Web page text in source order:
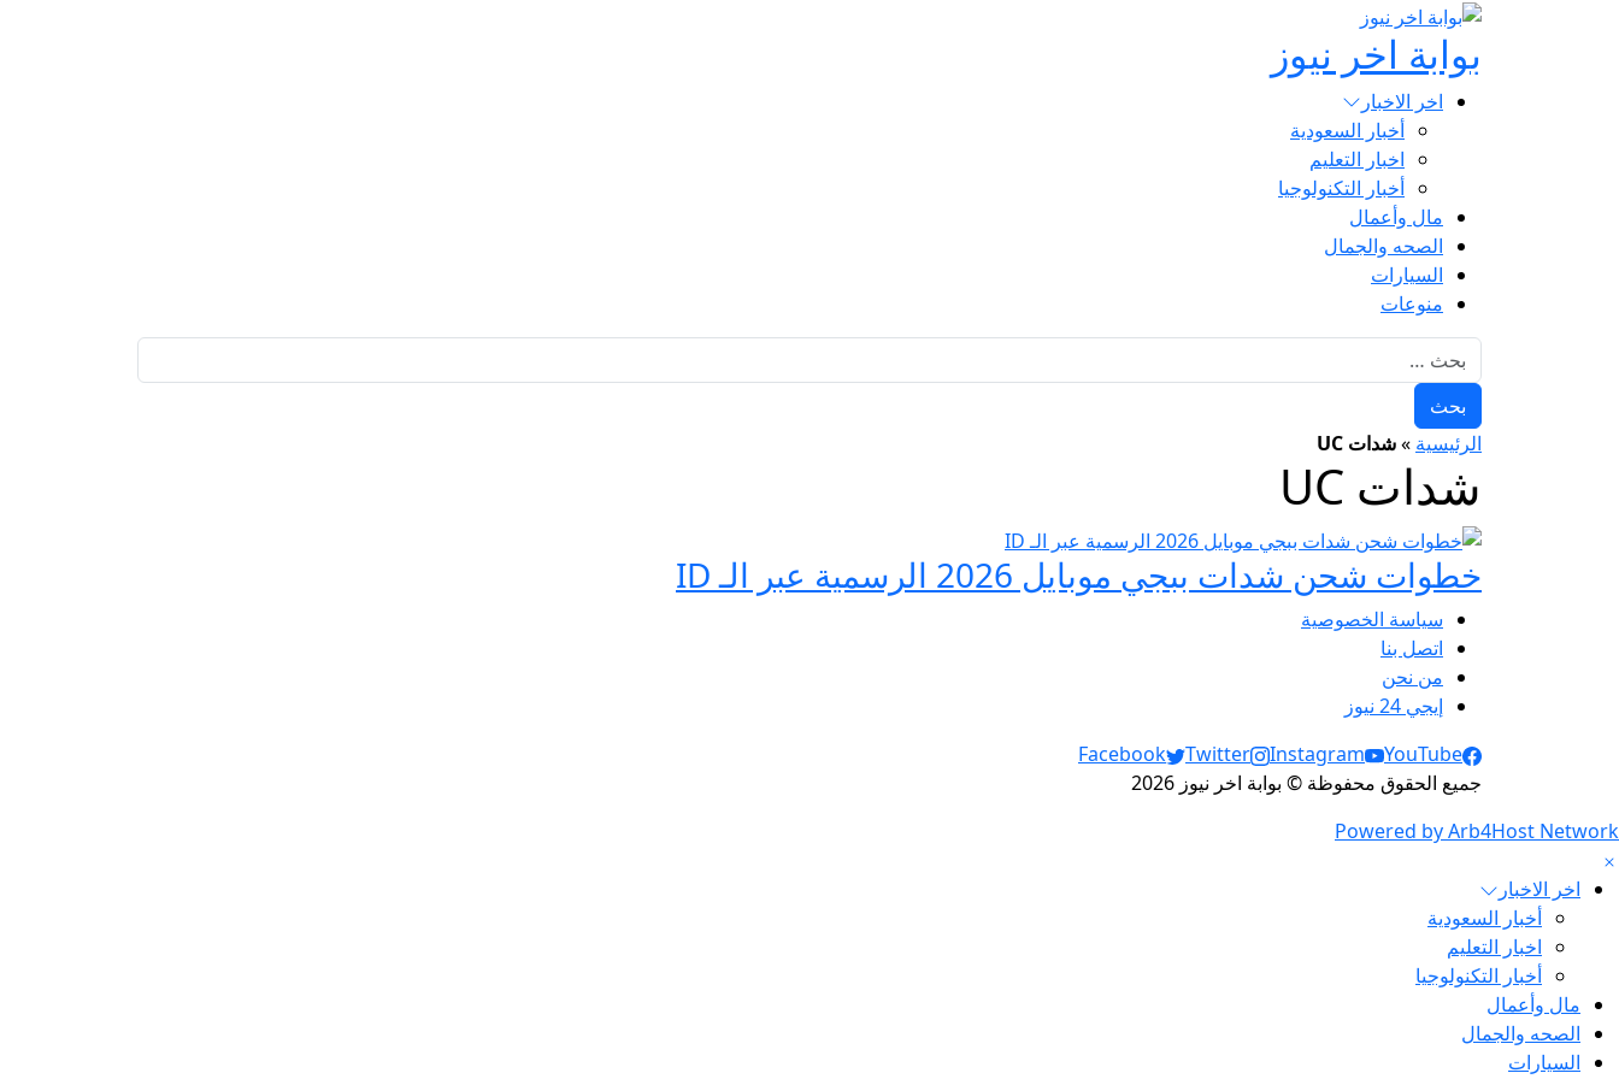
بوابة اخر نيوز
اخر الاخبار
أخبار السعودية
اخبار التعليم
أخبار التكنولوجيا
مال وأعمال
الصحه والجمال
السيارات
منوعات
الرئيسية »شدات UC
شدات UC
خطوات شحن شدات ببجي موبايل 2026 الرسمية عبر الـ ID
سياسة الخصوصية
اتصل بنا
من نحن
إيجي 24 نيوز
Social Links
Facebook Twitter Instagram
YouTube
جميع الحقوق محفوظة © بوابة اخر نيوز 2026
Powered by Arb4Host Network
اخر الاخبار
أخبار السعودية
اخبار التعليم
أخبار التكنولوجيا
مال وأعمال
الصحه والجمال
السيارات